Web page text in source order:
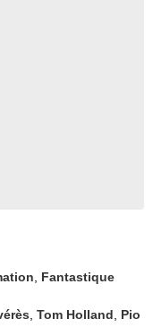
Fantastique
,Tom Holland
Pio